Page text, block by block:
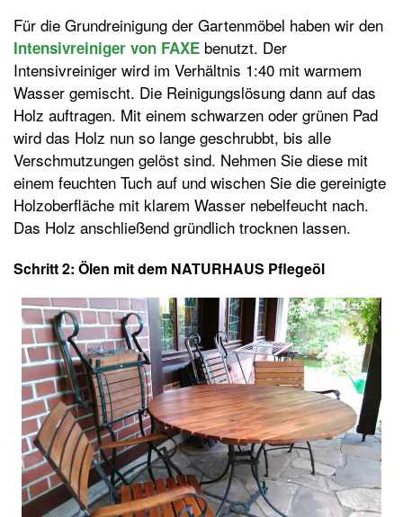
Für die Grundreinigung der Gartenmöbel haben wir den
Intensivreiniger von FAXE benutzt. Der
Intensivreiniger wird im Verhältnis 1:40 mit warmem
Wasser gemischt. Die Reinigungslösung dann auf das
Holz auftragen. Mit einem schwarzen oder grünen Pad
wird das Holz nun so lange geschrubbt, bis alle
Verschmutzungen gelöst sind. Nehmen Sie diese mit
einem feuchten Tuch auf und wischen Sie die gereinigte
Holzoberfläche mit klarem Wasser nebelfeucht nach.
Das Holz anschließend gründlich trocknen lassen.
Schritt 2: Ölen mit dem NATURHAUS Pflegeöl